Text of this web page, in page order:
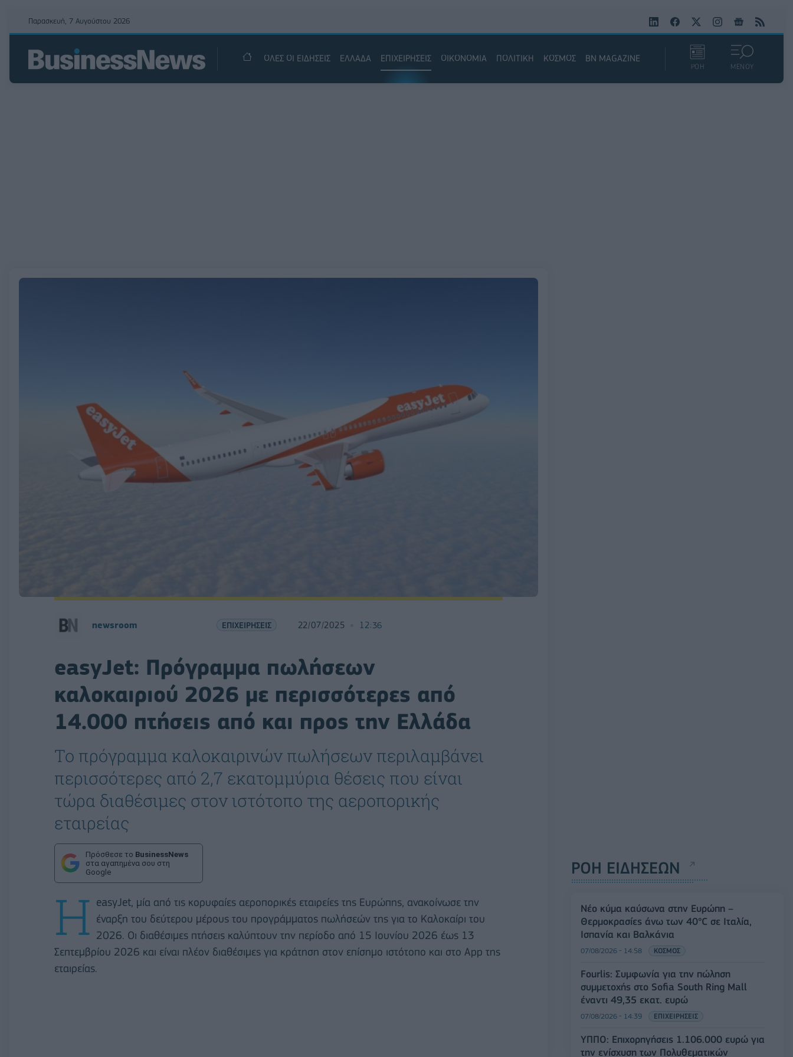
Παρασκευή, 7 Αυγούστου 2026
ΟΛΕΣ ΟΙ ΕΙΔΗΣΕΙΣ ΕΛΛΑΔΑ ΕΠΙΧΕΙΡΗΣΕΙΣ ΟΙΚΟΝΟΜΙΑ ΠΟΛΙΤΙΚΗ ΚΟΣΜΟΣ BN MAGAZINE
ΡΟΗ ΜΕΝΟΥ
newsroom ΕΠΙΧΕΙΡΗΣΕΙΣ 22/07/2025 12:36
easyJet: Πρόγραμμα πωλήσεων
καλοκαιριού 2026 με περισσότερες από
14.000 πτήσεις από και προς την Ελλάδα
Το πρόγραμμα καλοκαιρινών πωλήσεων περιλαμβάνει
περισσότερες από 2,7 εκατομμύρια θέσεις που είναι
τώρα διαθέσιμες στον ιστότοπο της αεροπορικής
εταιρείας
Πρόσθεσε το BusinessNews
στα αγαπημένα σου στη
Google
Η easyJet, μία από τις κορυφαίες αεροπορικές εταιρείες της Ευρώπης, ανακοίνωσε την
έναρξη του δεύτερου μέρους του προγράμματος πωλήσεών της για το Καλοκαίρι του
2026. Οι διαθέσιμες πτήσεις καλύπτουν την περίοδο από 15 Ιουνίου 2026 έως 13
Σεπτεμβρίου 2026 και είναι πλέον διαθέσιμες για κράτηση στον επίσημο ιστότοπο και στο App της
εταιρείας.
ΡΟΗ ΕΙΔΗΣΕΩΝ
Νέο κύμα καύσωνα στην Ευρώπη –
Θερμοκρασίες άνω των 40°C σε Ιταλία,
Ισπανία και Βαλκάνια
07/08/2026 - 14:58 ΚΟΣΜΟΣ
Fourlis: Συμφωνία για την πώληση
συμμετοχής στο Sofia South Ring Mall
έναντι 49,35 εκατ. ευρώ
07/08/2026 - 14:39 ΕΠΙΧΕΙΡΗΣΕΙΣ
ΥΠΠΟ: Επιχορηγήσεις 1.106.000 ευρώ για
την ενίσχυση των Πολυθεματικών